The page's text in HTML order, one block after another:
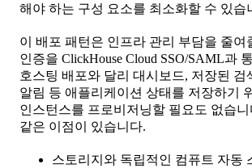
해야 하는 구성 요소를 최소화할 수 있습
이 배포 패턴은 인프라 관리 부담을 줄여
인증을 ClickHouse Cloud SSO/SAML과
호스팅 배포와 달리 대시보드, 저장된 검
알림 등 애플리케이션 상태를 저장하기
인스턴스를 프로비저닝할 필요도 없습
같은 이점이 있습니다.
스토리지와 독립적인 컴퓨트 자동